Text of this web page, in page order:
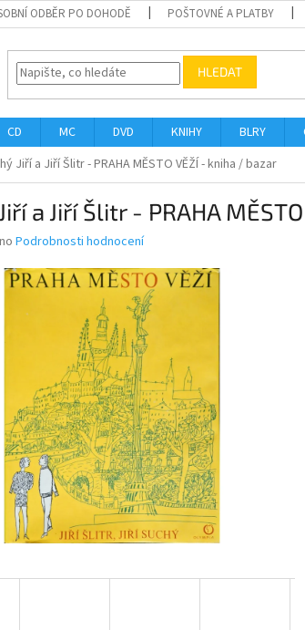
ODBĚR PO DOHODĚ POŠTOVNÉ A PLATBY
HLEDAT
CD MC DVD KNIHY BLRY
Jiří a Jiří Šlitr - PRAHA MĚSTO VĚŽÍ - kniha / bazar
a Jiří Šlitr - PRAHA
Podrobnosti hodnocení